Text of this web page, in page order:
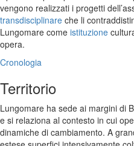
vengono realizzati i progetti
transdisciplinare che li
Lungomare come istituzione
opera.
Cronologia
Territorio
Lungomare ha sede ai margini di
e si relaziona al contesto in cui
dinamiche di cambiamento. A